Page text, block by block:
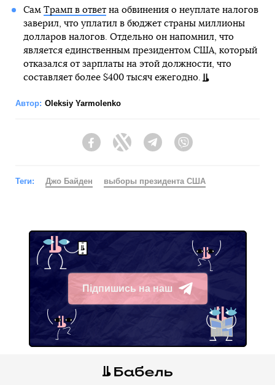
Сам Трамп в ответна обвинения о неуплате налогов
заверил, что уплатил в бюджет страны миллионы
долларов налогов. Отдельно он напомнил, что
является единственным президентом США, который
отказался от зарплаты на этой должности, что
составляет более $400 тысяч ежегодно.
Автор: Oleksiy Yarmolenko
FacebookTwitter Telegram
Теги: Джо Байден выборы президента США
Підпишись на наш
Telegram